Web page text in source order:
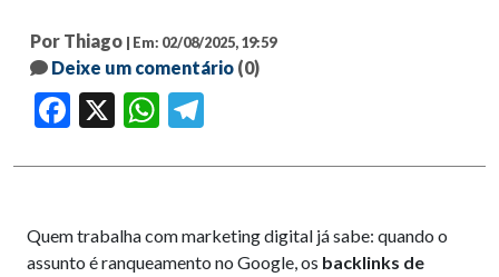
Por Thiago | Em: 02/08/2025, 19:59
Deixe um comentário (0)
Facebook WhatsApp
Quem trabalha com marketing digital já sabe: quando o
assunto é ranqueamento no Google, os backlinks de